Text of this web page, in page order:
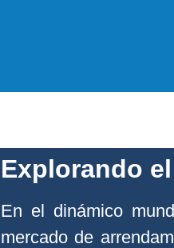
Explorando
En el dinámico
mercado de